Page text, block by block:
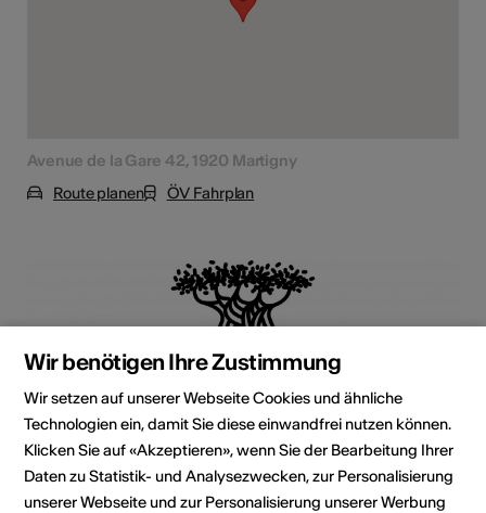
Avenue de la Gare 42, 1920 Martigny
Route planen
ÖV Fahrplan
Wir benötigen Ihre Zustimmung
Wir setzen auf unserer Webseite Cookies und ähnliche
Technologien ein, damit Sie diese einwandfrei nutzen können.
Klicken Sie auf «Akzeptieren», wenn Sie der Bearbeitung Ihrer
Daten zu Statistik- und Analysezwecken, zur Personalisierung
unserer Webseite und zur Personalisierung unserer Werbung